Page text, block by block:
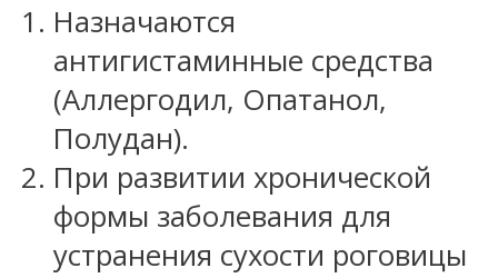
Назначаются
антигистаминные средства
(Аллергодил, Опатанол,
Полудан).
При развитии хронической
формы заболевания для
устранения сухости роговицы